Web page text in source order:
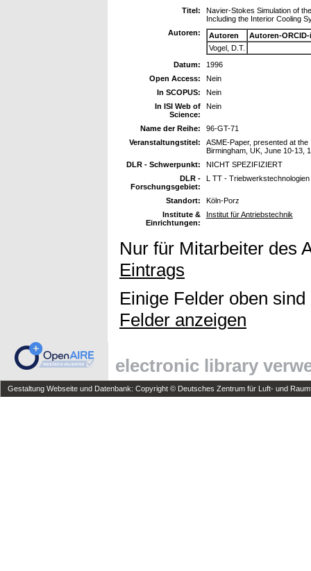
Titel:
Navier-Stokes Simulation of
Including the Interior Cooling
Autoren:
Autoren
Autoren-ORCID-
Vogel, D.T.
Datum:
1996
Open Access:
Nein
In SCOPUS:
Nein
In ISI Web of
Science:
Nein
Name der Reihe:
96-GT-71
Veranstaltungstitel:
ASME-Paper, presented at
Birmingham, UK, June 10-13,
DLR - Schwerpunkt:
NICHT SPEZIFIZIERT
DLR -
Forschungsgebiet:
L TT - Triebwerkstechnologien
Standort:
Köln-Porz
Institute &
Einrichtungen:
Institut für Antriebstechnik
Nur für Mitarbeiter des
Eintrags
Einige Felder oben
Felder anzeigen
electronic library
Gestaltung Webseite und Datenbank: Copyright © Deutsches Zentrum für Luft- und